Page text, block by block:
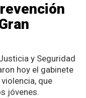
y Seguridad
hoy el gabinete
que
jóvenes.